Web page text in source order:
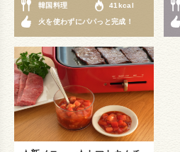
韓国料理 41kcal
火を使わずにパパっと完成！